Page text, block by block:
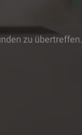
zu übertreffen.